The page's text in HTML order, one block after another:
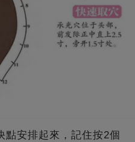
點安排起來，記住按2個